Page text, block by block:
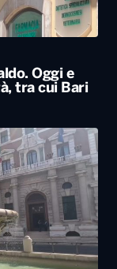
Oggi e
tra cui Bari